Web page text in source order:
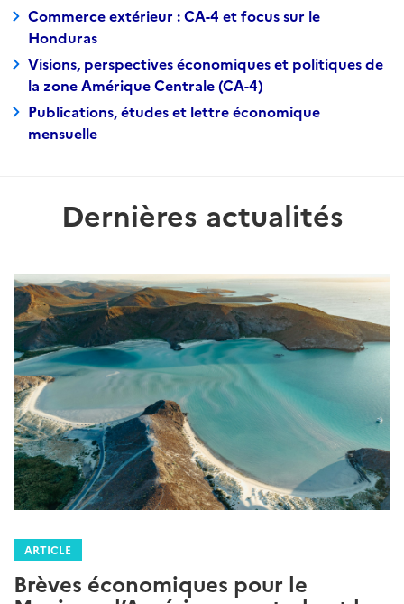
Commerce extérieur : CA-4 et focus sur le
Honduras
Visions, perspectives économiques et politiques de
la zone Amérique Centrale (CA-4)
Publications, études et lettre économique
mensuelle
Dernières actualités
ARTICLE
Brèves économiques pour le